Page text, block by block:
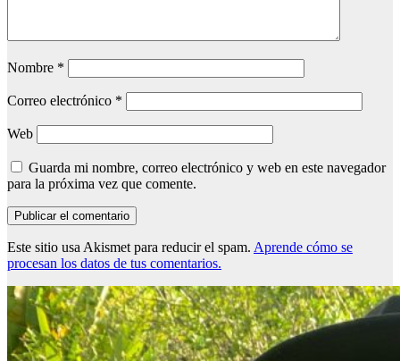
Nombre *
Correo electrónico *
Web
Guarda mi nombre, correo electrónico y web en este navegador
para la próxima vez que comente.
Este sitio usa Akismet para reducir el spam. Aprende cómo se
procesan los datos de tus comentarios.